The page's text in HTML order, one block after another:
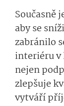
Současně
aby se
zabránilo
interiéru v
nejen
zlepšuje
vytváří